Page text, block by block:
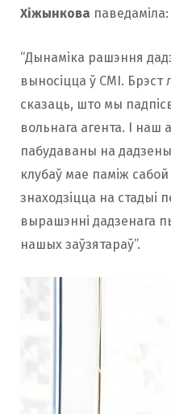
Хіжынкова паведаміла:
“Дынаміка рашэння
выносіцца ў СМІ.
сказаць, што мы
вольнага агента. І наш
пабудаваны на
клубаў мае паміж
знаходзіцца на стадыі
вырашэнні дадзенага
нашых заўзятараў”.